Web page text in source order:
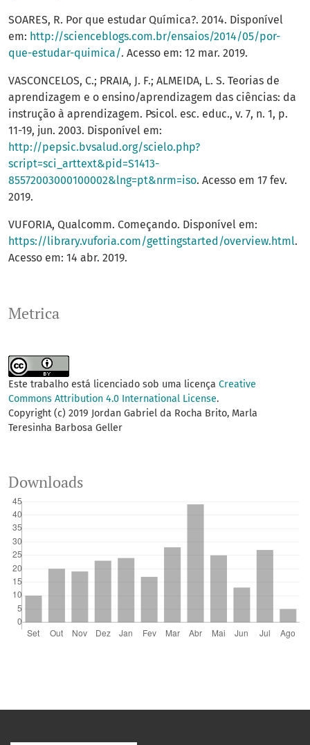
Metrica
SOARES, R. Por que estudar Química?. 2014. Disponível
em: http://scienceblogs.com.br/ensaios/2014/05/por-
que-estudar-quimica/. Acesso em: 12 mar. 2019.
VASCONCELOS, C.; PRAIA, J. F.; ALMEIDA, L. S. Teorias de
aprendizagem e o ensino/aprendizagem das ciências: da
instrução à aprendizagem. Psicol. esc. educ., v. 7, n. 1, p.
11-19, jun. 2003. Disponível em:
http://pepsic.bvsalud.org/scielo.php?
script=sci_arttext&pid=S1413-
85572003000100002&lng=pt&nrm=iso. Acesso em 17 fev.
2019.
VUFORIA, Qualcomm. Começando. Disponível em:
https://library.vuforia.com/gettingstarted/overview.html.
Acesso em: 14 abr. 2019.
Este trabalho está licenciado sob uma licença Creative
Commons Attribution 4.0 International License.
Copyright (c) 2019 Jordan Gabriel da Rocha Brito, Marla
Teresinha Barbosa Geller
Downloads